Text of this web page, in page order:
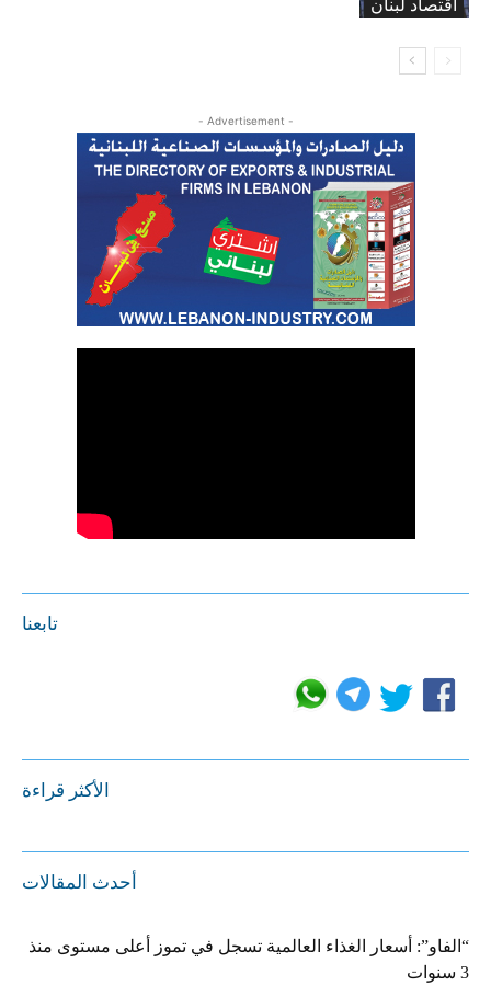
اقتصاد لبنان
- Advertisement -
تابعنا
الأكثر قراءة
أحدث المقالات
“الفاو”: أسعار الغذاء العالمية تسجل في تموز أعلى مستوى منذ
3 سنوات